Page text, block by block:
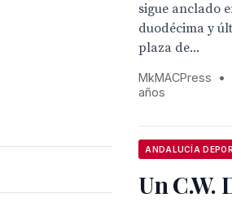
sigue anclado
duodécima y
plaza de...
MkMACPress •
años
Un C.W.